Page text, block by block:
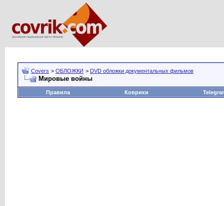
Covers > ОБЛОЖКИ > DVD обложки документальных фильмов
Мировые войны
Правила Коврики